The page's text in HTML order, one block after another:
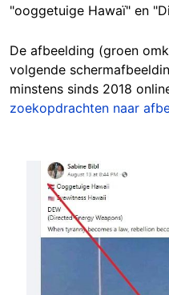
"ooggetuige Hawaï" en
De afbeelding (groen
volgende
minstens sinds 2018
zoekopdrachten naar